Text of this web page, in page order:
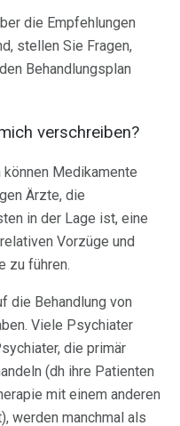
die Empfehlungen
stellen Sie Fragen,
Behandlungsplan
verschreiben?
Medikamente
Ärzte, die
in der Lage ist, eine
Vorzüge und
zu führen.
die Behandlung von
Viele Psychiater
die primär
(dh ihre Patienten
mit einem anderen
werden manchmal als